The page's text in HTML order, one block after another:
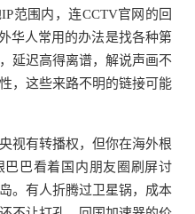
范围内，连CCTV官网的回
华人常用的办法是找各种第
延迟高得离谱，解说声画不
，这些来路不明的链接可能
视有转播权，但你在海外根
巴看着国内朋友圈刷屏讨
。有人折腾过卫星锅，成本